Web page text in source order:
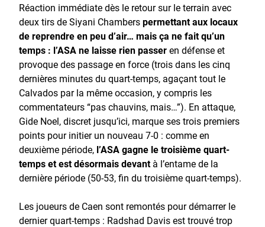
Réaction immédiate dès le retour sur le terrain avec
deux tirs de Siyani Chamberspermettant aux locaux
de reprendre en peu d’air… mais ça ne fait qu’un
temps : l’ASA ne laisse rien passeren défense et
provoque des passage en force (trois dans les cinq
dernières minutes du quart-temps, agaçant tout le
Calvados par la même occasion, y compris les
commentateurs “pas chauvins, mais…”). En attaque,
Gide Noel, discret jusqu’ici, marque ses trois premiers
points pour initier un nouveau 7-0 : comme en
deuxième période, l’ASA gagne le troisième quart-
temps et est désormais devantà l’entame de la
dernière période (50-53, fin du troisième quart-temps).
Les joueurs de Caen sont remontés pour démarrer le
dernier quart-temps : Radshad Davis est trouvé trop